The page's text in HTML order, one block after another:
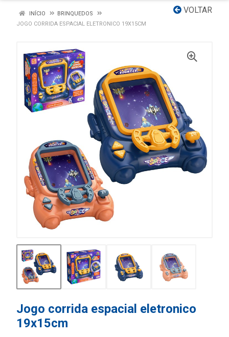
VOLTAR
INÍCIO
BRINQUEDOS
JOGO CORRIDA ESPACIAL ELETRONICO 19X15CM
Jogo corrida espacial eletronico
19x15cm